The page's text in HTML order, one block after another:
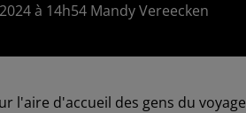
à 14h54 Mandy Vereecken
l'aire d'accueil des gens du